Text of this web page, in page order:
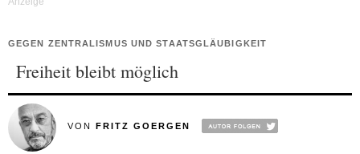
GEGEN ZENTRALISMUS UND STAATSGLÄUBIGKEIT
Freiheit bleibt möglich
VON FRITZ GOERGEN